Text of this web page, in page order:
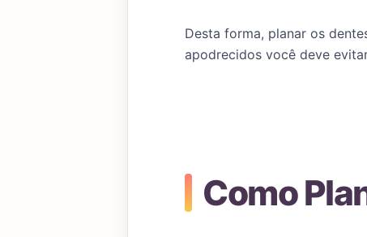
Desta forma, planar os
apodrecidos você deve
Como